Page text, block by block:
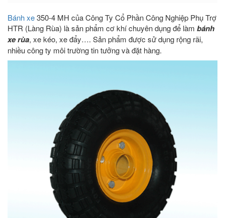
Bánh xe350-4 MH của Công Ty Cổ Phần Công Nghiệp Phụ Trợ
HTR (Làng Rùa) là sản phẩm cơ khí chuyên dụng để làm bánh
xe rùa, xe kéo, xe đẩy…. Sản phẩm được sử dụng rộng rãi,
nhiều công ty môi trường tin tưởng và đặt hàng.